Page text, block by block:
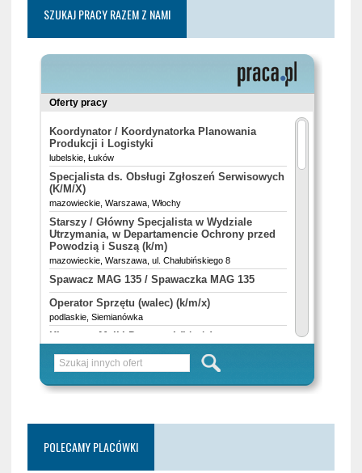
SZUKAJ PRACY RAZEM Z NAMI
POLECAMY PLACÓWKI